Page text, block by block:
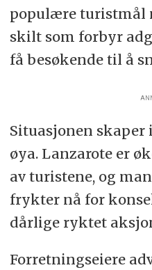
populære turistmål
skilt som forbyr
få besøkende til å
Situasjonen
øya. Lanzarote er
av turistene, og
frykter nå for
dårlige ryktet
Forretningseiere